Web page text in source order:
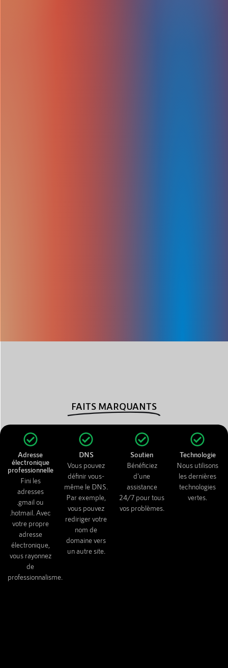
Adresse
électronique
professionnelle
Fini les
adresses
.gmail ou
.hotmail. Avec
votre propre
adresse
électronique,
vous rayonnez
de
professionnalisme.
DNS
Vous pouvez
définir vous-
même le DNS.
Par exemple,
vous pouvez
rediriger votre
nom de
domaine vers
un autre site.
Soutien
Bénéficiez
d'une
assistance
24/7 pour tous
vos problèmes.
Technologie
Nous utilisons
les dernières
technologies
vertes.
FAITS MARQUANTS